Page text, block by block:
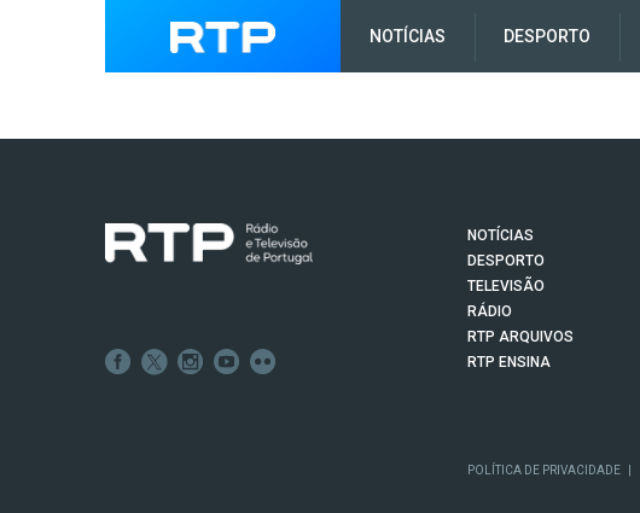
NOTÍCIAS DESPORTO
NOTÍCIAS
DESPORTO
TELEVISÃO
RÁDIO
RTP ARQUIVOS
RTP ENSINA
POLÍTICA DE PRIVACIDADE